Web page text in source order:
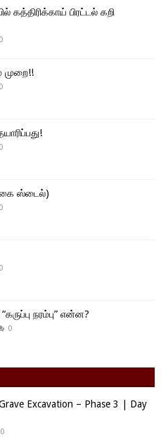
கத்திரிக்காய் பிரட்டல் கறி
0
முறை!!
0
0
ஸ்டைல்)
0
0
நரம்பு” என்ன?
0
Excavation – Phase 3 | Day
0